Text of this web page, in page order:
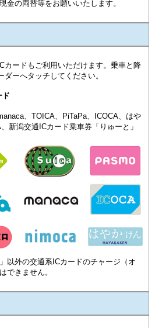
金の両替等をお願いいたします。
カードもご利用いただけます。乗車と降
ーへタッチしてください。
ド
、TOICA、PiTaPa、ICOCA、はや
新潟交通ICカード乗車券「りゅーと」
以外の交通系ICカードのチャージ（オ
できません。